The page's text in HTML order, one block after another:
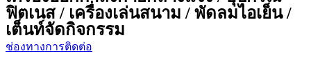
ฟิตเนส / เครื่องเล่นสนาม / พัดลมไอเย็น /
เต็นท์จัดกิจกรรม
ช่องทางการติดต่อ